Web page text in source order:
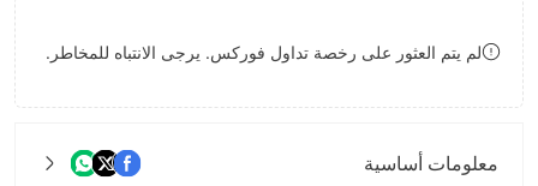
8
لم يتم العثور على رخصة تداول فوركس. يرجى الانتباه للمخاطر.
معلومات أساسية